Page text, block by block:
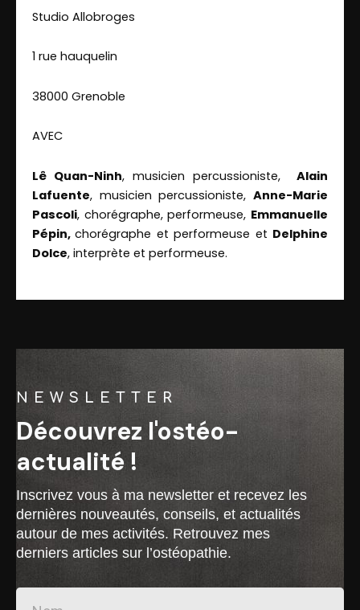
Studio Allobroges
1 rue hauquelin
38000 Grenoble
AVEC
Lê Quan-Ninh, musicien percussioniste, Alain
Lafuente, musicien percussioniste, Anne-Marie
Pascoli, chorégraphe, performeuse, Emmanuelle
Pépin,chorégraphe et performeuse et Delphine
Dolce, interprète et performeuse.
NEWSLETTER
Découvrez l'ostéo-
actualité !
Inscrivez vous à ma newsletter et recevez les
dernières nouveautés, conseils, et actualités
autour de mes activités. Retrouvez mes
derniers articles sur l’ostéopathie.